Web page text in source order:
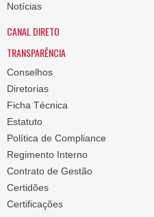
Notícias
CANAL DIRETO
TRANSPARÊNCIA
Conselhos
Diretorias
Ficha Técnica
Estatuto
Política de Compliance
Regimento Interno
Contrato de Gestão
Certidões
Certificações